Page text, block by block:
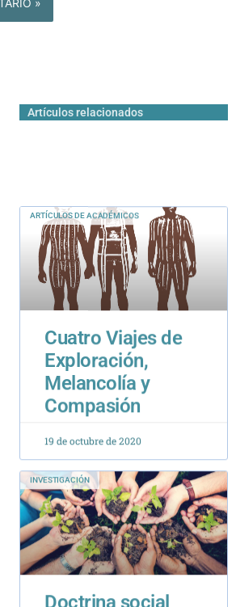
Artículos relacionados
Cuatro Viajes de
Exploración,
Melancolía y
Compasión
19 de octubre de 2020
INVESTIGACIÓN
Doctrina social
guía para la
sostenibilidad